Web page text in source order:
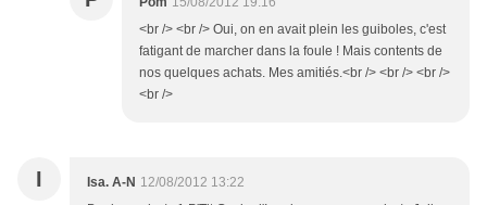
<br /> <br /> Oui, on en avait plein les guiboles, c'est
fatigant de marcher dans la foule ! Mais contents de
nos quelques achats. Mes amitiés.<br /> <br /> <br />
<br />
I Isa. A-N 12/08/2012 13:22